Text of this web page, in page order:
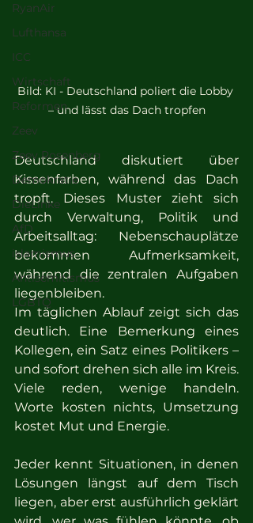
RyanAir
Lufthansa
ICC
Wirtschaft
Reformen
Zeev
Zeev Rosenberg
Demokratie
DieLinke
AfD
islamismus
Antisemitismus
LGBTQ
Bild: KI - Deutschland poliert die Lobby
– und lässt das Dach tropfen
Deutschland diskutiert über
Kissenfarben, während das Dach
tropft. Dieses Muster zieht sich
durch Verwaltung, Politik und
Arbeitsalltag: Nebenschauplätze
bekommen Aufmerksamkeit,
während die zentralen Aufgaben
liegenbleiben.
Im täglichen Ablauf zeigt sich das
deutlich. Eine Bemerkung eines
Kollegen, ein Satz eines Politikers –
und sofort drehen sich alle im Kreis.
Viele reden, wenige handeln.
Worte kosten nichts, Umsetzung
kostet Mut und Energie.
Jeder kennt Situationen, in denen
Lösungen längst auf dem Tisch
liegen, aber erst ausführlich geklärt